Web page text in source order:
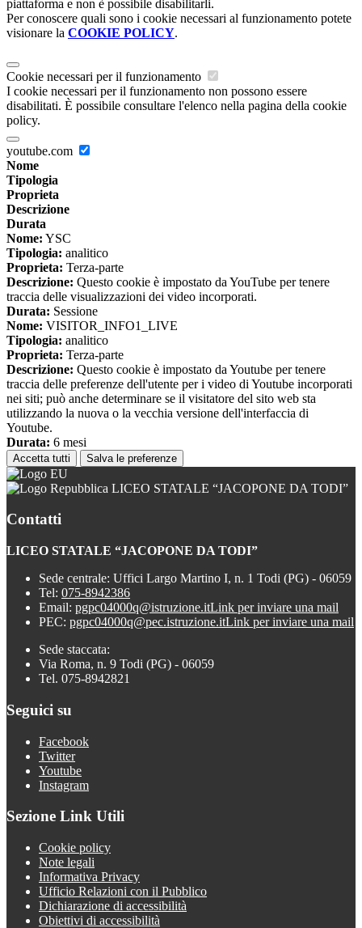
piattaforma e non è possibile disabilitarli.
Per conoscere quali sono i cookie necessari al funzionamento potete
visionare la COOKIE POLICY.
Cookie necessari per il funzionamento
I cookie necessari per il funzionamento non possono essere
disabilitati. È possibile consultare l'elenco nella pagina della cookie
policy.
youtube.com
Nome
Tipologia
Proprieta
Descrizione
Durata
Nome: YSC
Tipologia: analitico
Proprieta: Terza-parte
Descrizione: Questo cookie è impostato da YouTube per tenere
traccia delle visualizzazioni dei video incorporati.
Durata: Sessione
Nome: VISITOR_INFO1_LIVE
Tipologia: analitico
Proprieta: Terza-parte
Descrizione: Questo cookie è impostato da Youtube per tenere
traccia delle preferenze dell'utente per i video di Youtube incorporati
nei siti; può anche determinare se il visitatore del sito web sta
utilizzando la nuova o la vecchia versione dell'interfaccia di
Youtube.
Durata: 6 mesi
Accetta tutti Salva le preferenze
LICEO STATALE “JACOPONE DA TODI”
Contatti
LICEO STATALE “JACOPONE DA TODI”
Sede centrale: Uffici Largo Martino I, n. 1 Todi (PG) - 06059
Tel: 075-8942386
Email: pgpc04000q@istruzione.itLink per inviare una mail
PEC: pgpc04000q@pec.istruzione.itLink per inviare una mail
Sede staccata:
Via Roma, n. 9 Todi (PG) - 06059
Tel. 075-8942821
Seguici su
Facebook
Twitter
Youtube
Instagram
Sezione Link Utili
Cookie policy
Note legali
Informativa Privacy
Ufficio Relazioni con il Pubblico
Dichiarazione di accessibilità
Obiettivi di accessibilità